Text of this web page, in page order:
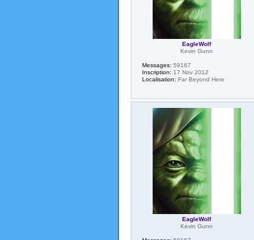
EagleWolf
Kevin Gunn
Messages: 59167
Inscription: 17 Nov 2012
Localisation: Far Beyond Here
EagleWolf
Kevin Gunn